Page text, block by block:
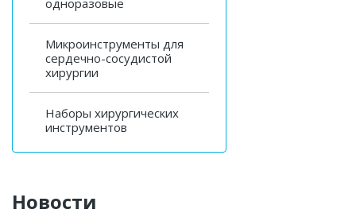
одноразовые
Микроинструменты для
сердечно-сосудистой
хирургии
Наборы хирургических
инструментов
Новости